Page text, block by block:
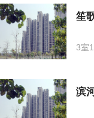
笙
3室
滨